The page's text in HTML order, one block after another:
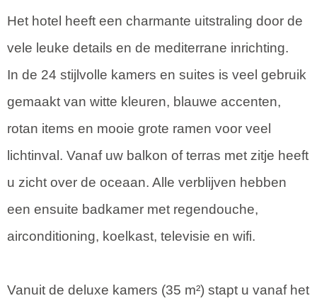
Het hotel heeft een charmante uitstraling door de
vele leuke details en de mediterrane inrichting.
In de 24 stijlvolle kamers en suites is veel gebruik
gemaakt van witte kleuren, blauwe accenten,
rotan items en mooie grote ramen voor veel
lichtinval. Vanaf uw balkon of terras met zitje heeft
u zicht over de oceaan. Alle verblijven hebben
een ensuite badkamer met regendouche,
airconditioning, koelkast, televisie en wifi.
Vanuit de deluxe kamers (35 m²) stapt u vanaf het